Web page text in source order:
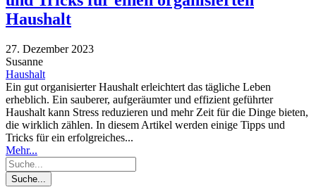
Haushalt
27. Dezember 2023
Susanne
Haushalt
Ein gut organisierter Haushalt erleichtert das tägliche Leben
erheblich. Ein sauberer, aufgeräumter und effizient geführter
Haushalt kann Stress reduzieren und mehr Zeit für die Dinge bieten,
die wirklich zählen. In diesem Artikel werden einige Tipps und
Tricks für ein erfolgreiches...
Mehr...